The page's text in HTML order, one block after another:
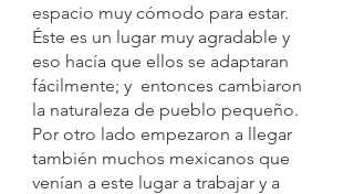
espacio muy cómodo para estar.
Éste es un lugar muy agradable y
eso hacía que ellos se adaptaran
fácilmente; y  entonces cambiaron
la naturaleza de pueblo pequeño.
Por otro lado empezaron a llegar
también muchos mexicanos que
venían a este lugar a trabajar y a